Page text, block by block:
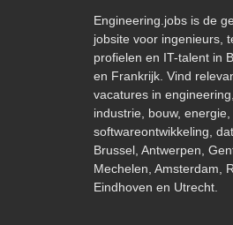
Engineering.jobs is de
jobsite voor ingenieurs,
profielen en IT-talent in
en Frankrijk. Vind
vacatures in
industrie, bouw, energie,
softwareontwikkeling,
Brussel, Antwerpen,
Mechelen, Amsterdam,
Eindhoven en Utrecht.